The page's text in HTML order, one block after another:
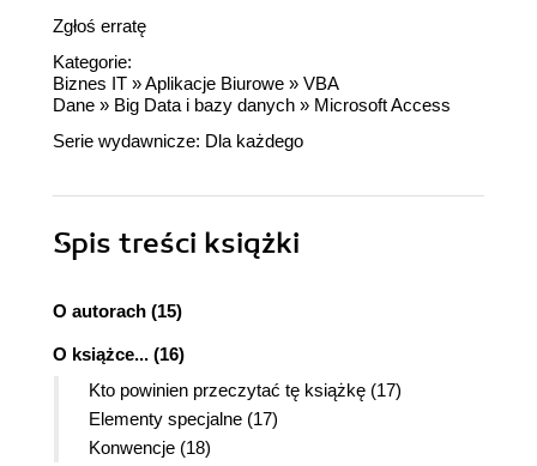
Zgłoś erratę
Kategorie:
Biznes IT »Aplikacje Biurowe » VBA
Dane » Big Data i bazy danych » Microsoft Access
Serie wydawnicze: Dla każdego
Spis treści książki
O autorach (15)
O książce... (16)
Kto powinien przeczytać tę książkę (17)
Elementy specjalne (17)
Konwencje (18)